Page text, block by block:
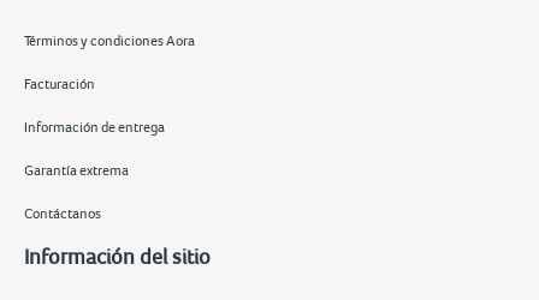
Términos y condiciones Aora
Facturación
Información de entrega
Garantía extrema
Contáctanos
Información del sitio